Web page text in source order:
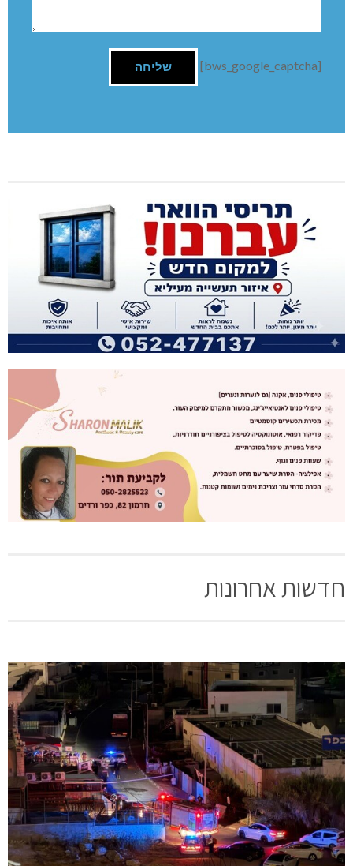
[bws_google_captcha]
חדשות אחרונות